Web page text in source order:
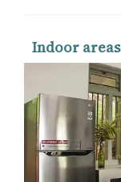
Indoor areas